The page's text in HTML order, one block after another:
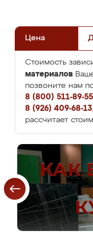
Цена
Стоимость
материалов
позвоните нам
8 (800) 511-89-55
8 (926) 409-68-13
рассчитает